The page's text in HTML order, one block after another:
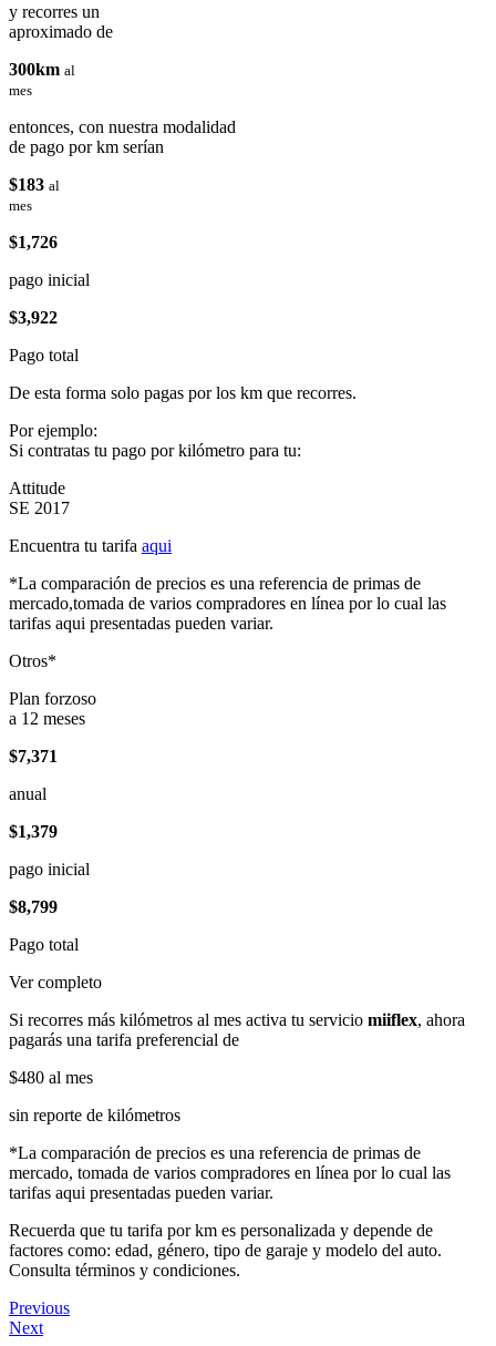
y recorres un
aproximado de
300km al
mes
entonces, con nuestra modalidad
de pago por km serían
$183 al
mes
$1,726
pago inicial
$3,922
Pago total
De esta forma solo pagas por los km que recorres.
Por ejemplo:
Si contratas tu pago por kilómetro para tu:
Attitude
SE 2017
Encuentra tu tarifa aqui
*La comparación de precios es una referencia de primas de
mercado,tomada de varios compradores en línea por lo cual las
tarifas aqui presentadas pueden variar.
Otros*
Plan forzoso
a 12 meses
$7,371
anual
$1,379
pago inicial
$8,799
Pago total
Ver completo
Si recorres más kilómetros al mes activa tu servicio miiflex, ahora
pagarás una tarifa preferencial de
$480 al mes
sin reporte de kilómetros
*La comparación de precios es una referencia de primas de
mercado, tomada de varios compradores en línea por lo cual las
tarifas aqui presentadas pueden variar.
Recuerda que tu tarifa por km es personalizada y depende de
factores como: edad, género, tipo de garaje y modelo del auto.
Consulta términos y condiciones.
Previous
Next